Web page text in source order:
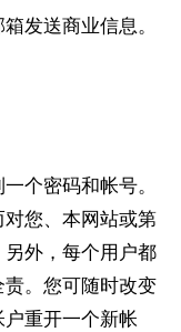
发送商业信息。
个密码和帐号。
您、本网站或第
外，每个用户都
。您可随时改变
重开一个新帐